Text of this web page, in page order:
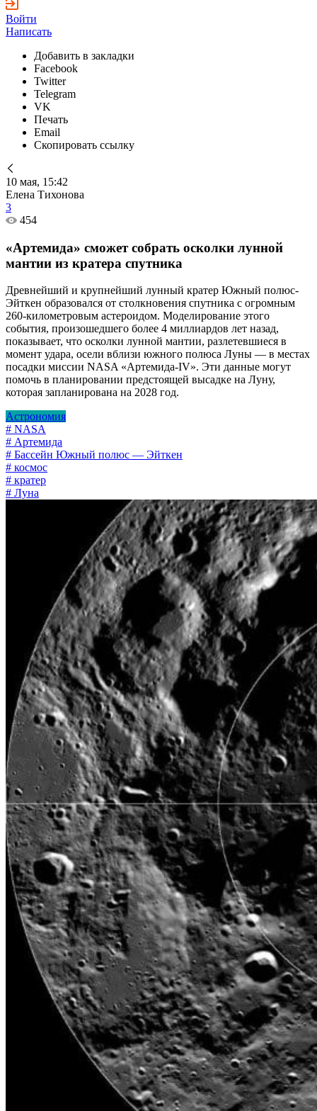
Войти
Написать
Добавить в закладки
Facebook
Twitter
Telegram
VK
Печать
Email
Скопировать ссылку
10 мая, 15:42
Елена Тихонова
3
454
«Артемида» сможет собрать осколки лунной
мантии из кратера спутника
Древнейший и крупнейший лунный кратер Южный полюс-
Эйткен образовался от столкновения спутника с огромным
260-километровым астероидом. Моделирование этого
события, произошедшего более 4 миллиардов лет назад,
показывает, что осколки лунной мантии, разлетевшиеся в
момент удара, осели вблизи южного полюса Луны — в местах
посадки миссии NASA «Артемида-IV». Эти данные могут
помочь в планировании предстоящей высадке на Луну,
которая запланирована на 2028 год.
Астрономия
# NASA
# Артемида
# Бассейн Южный полюс — Эйткен
# космос
# кратер
# Луна